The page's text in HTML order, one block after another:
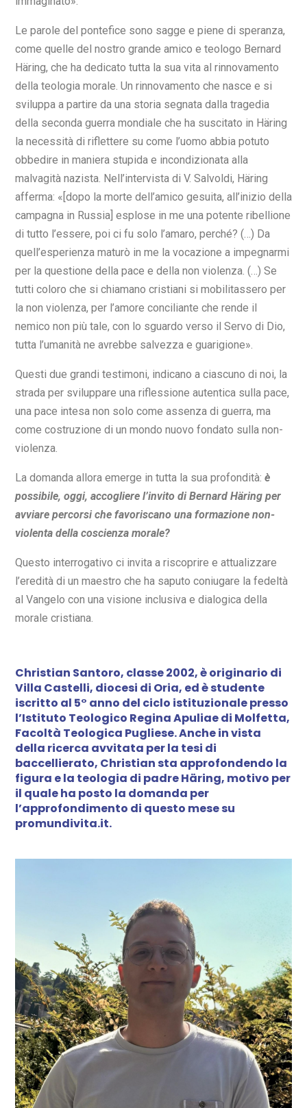
Le parole del pontefice sono sagge e piene di speranza,
come quelle del nostro grande amico e teologo Bernard
Häring, che ha dedicato tutta la sua vita al rinnovamento
della teologia morale. Un rinnovamento che nasce e si
sviluppa a partire da una storia segnata dalla tragedia
della seconda guerra mondiale che ha suscitato in Häring
la necessità di riflettere su come l’uomo abbia potuto
obbedire in maniera stupida e incondizionata alla
malvagità nazista. Nell’intervista di V. Salvoldi, Häring
afferma: «[dopo la morte dell’amico gesuita, all’inizio della
campagna in Russia] esplose in me una potente ribellione
di tutto l’essere, poi ci fu solo l’amaro, perché? (…) Da
quell’esperienza maturò in me la vocazione a impegnarmi
per la questione della pace e della non violenza. (…) Se
tutti coloro che si chiamano cristiani si mobilitassero per
la non violenza, per l’amore conciliante che rende il
nemico non più tale, con lo sguardo verso il Servo di Dio,
tutta l’umanità ne avrebbe salvezza e guarigione».
Questi due grandi testimoni, indicano a ciascuno di noi, la
strada per sviluppare una riflessione autentica sulla pace,
una pace intesa non solo come assenza di guerra, ma
come costruzione di un mondo nuovo fondato sulla non-
violenza.
La domanda allora emerge in tutta la sua profondità: è
possibile, oggi, accogliere l’invito di Bernard Häring per
avviare percorsi che favoriscano una formazione non-
violenta della coscienza morale?
Questo interrogativo ci invita a riscoprire e attualizzare
l’eredità di un maestro che ha saputo coniugare la fedeltà
al Vangelo con una visione inclusiva e dialogica della
morale cristiana.
Christian Santoro, classe 2002, è originario di
Villa Castelli, diocesi di Oria, ed è studente
iscritto al 5° anno del ciclo istituzionale presso
l’Istituto Teologico Regina Apuliae di Molfetta,
Facoltà Teologica Pugliese. Anche in vista
della ricerca avvitata per la tesi di
baccellierato, Christian sta approfondendo la
figura e la teologia di padre Häring, motivo per
il quale ha posto la domanda per
l’approfondimento di questo mese su
promundivita.it.